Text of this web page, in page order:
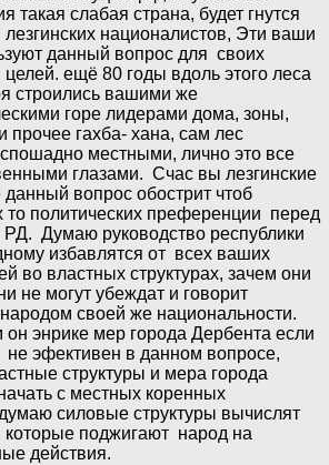
такая слабая страна, будет гнутся
националистов, Эти ваши
данный вопрос для своих
целей. ещё 80 годы вдоль этого леса
строились вашими же
горе лидерами дома, зоны,
прочее гахба- хана, сам лес
местными, лично это все
глазами. Счас вы лезгинские
данный вопрос обострит чтоб
то политических преференции перед
РД. Думаю руководство республики
избавлятся от всех ваших
во властных структурах, зачем они
не могут убеждат и говорит
своей же национальности.
энрике мер города Дербента если
эфективен в данном вопросе,
структуры и мера города
с местных коренных
силовые структуры вычислят
которые поджигают народ на
действия.